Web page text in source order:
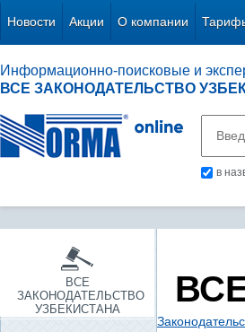
Новости Акции О компании
Информационно-поисковые и
ВСЕ ЗАКОНОДАТЕЛЬСТВО
в
ВСЕ
ЗАКОНОДАТЕЛЬСТВО
УЗБЕКИСТАНА